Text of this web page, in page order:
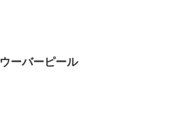
ウーバーピール